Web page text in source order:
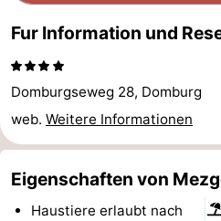
-
Buitenhof
Domburg
-
Hof
Domburg
-
Westhove
Hotels
Zimmer
Fur Information und
Domburgseweg 28, Domburg
web. Weitere Informationen
Eigenschaften von
Haustiere erlaubt nach